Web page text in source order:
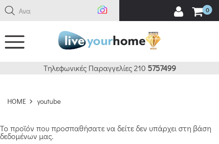
Αναζ 0
Τηλεφωνικές Παραγγελίες 210 5757499
HOME youtube
Το προϊόν που προσπαθήσατε να δείτε δεν υπάρχει στη βάση
δεδομένων μας.